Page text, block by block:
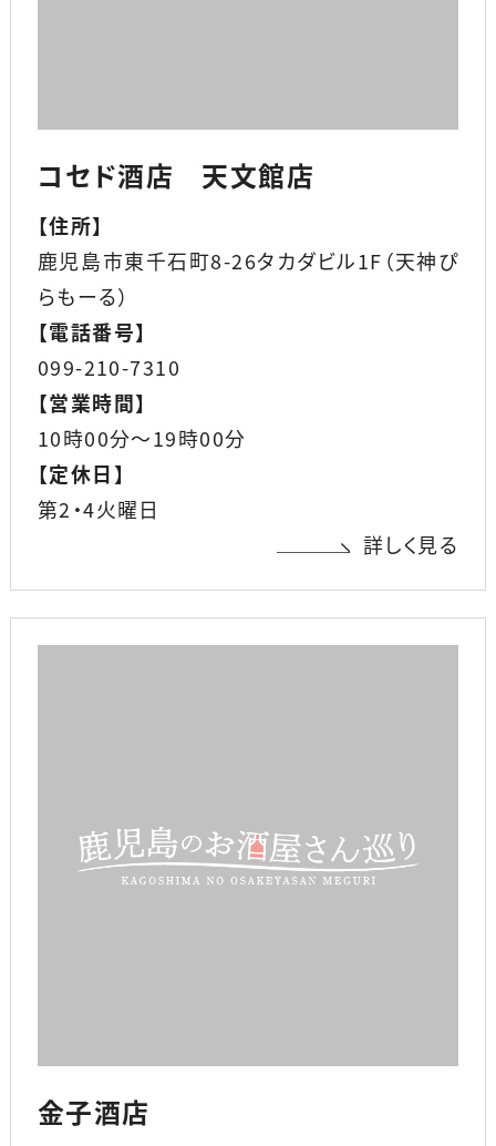
コセド酒店 天文館店
【住所】
鹿児島市東千石町8-26タカダビル1F（天神ぴ
らもーる）
【電話番号】
099-210-7310
【営業時間】
10時00分〜19時00分
【定休日】
第2・4火曜日
詳しく見る
金子酒店